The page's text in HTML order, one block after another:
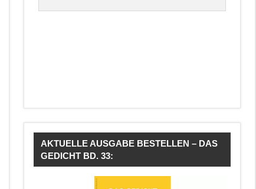
AKTUELLE AUSGABE BESTELLEN – DAS
GEDICHT BD. 33: